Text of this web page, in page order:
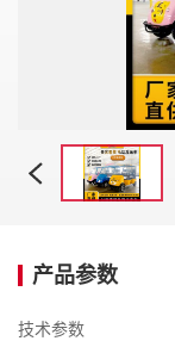
产品参数
技术参数